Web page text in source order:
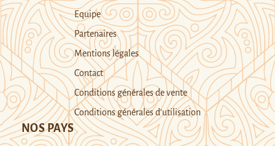
Equipe
Partenaires
Mentions légales
Contact
Conditions générales de vente
Conditions générales d’utilisation
NOS PAYS